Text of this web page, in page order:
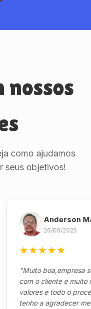
nossos
como ajudamos
seus objetivos!
Anderson
26/09/2025
★★★★
"Muito boa,empresa séria
com o cliente e muito
valores e todo o
tenho a agradecer